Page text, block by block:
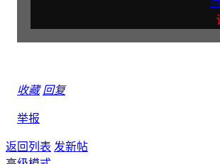
收藏 回复
举报
返回列表 发新帖